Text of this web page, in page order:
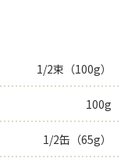
1/2束（100g）
100g
1/2缶（65g）